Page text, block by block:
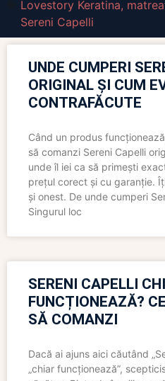
Lovestory Keratina,
Sereni Capelli
UNDE CUMPERI
ORIGINAL ȘI CUM
CONTRAFĂCUTE
Când un produs
să comanzi Sereni Capelli
unde îl iei ca să primești
prețul corect și cu garanție.
și onest. De unde cumperi
Singurul loc
SERENI CAPELLI
FUNCȚIONEAZĂ?
SĂ COMANZI
Dacă ai ajuns aici căutând
„chiar funcționează”,